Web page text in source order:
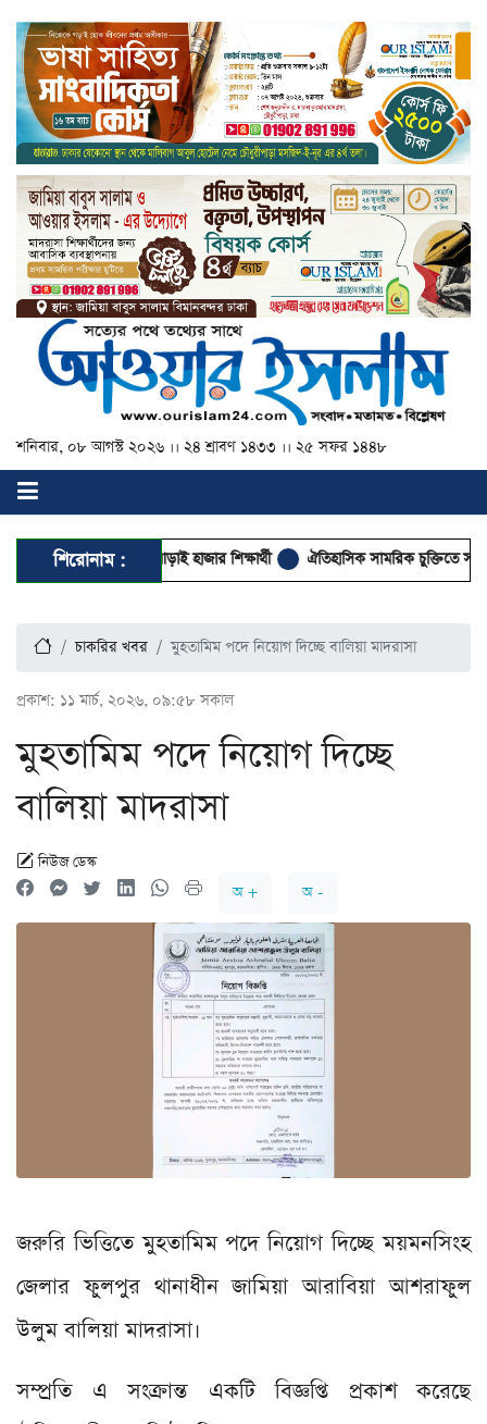
শনিবার, ০৮ আগস্ট ২০২৬ ।। ২৪ শ্রাবণ ১৪৩৩ ।। ২৫ সফর ১৪৪৮
শিরোনাম :
রশীদিয়ার আড়াই হাজার শিক্ষার্থী ঐতিহাসিক সামরিক চুক্তিতে সই করল
চাকরির খবর মুহতামিম পদে নিয়োগ দিচ্ছে বালিয়া মাদরাসা
প্রকাশ: ১১ মার্চ, ২০২৬, ০৯:৫৮ সকাল
মুহতামিম পদে নিয়োগ দিচ্ছে
বালিয়া মাদরাসা
নিউজ ডেস্ক
অ +
অ -
জরুরি ভিত্তিতে মুহতামিম পদে নিয়োগ দিচ্ছে ময়মনসিংহ
জেলার ফুলপুর থানাধীন জামিয়া আরাবিয়া আশরাফুল
উলুম বালিয়া মাদরাসা।
সম্প্রতি এ সংক্রান্ত একটি বিজ্ঞপ্তি প্রকাশ করেছে